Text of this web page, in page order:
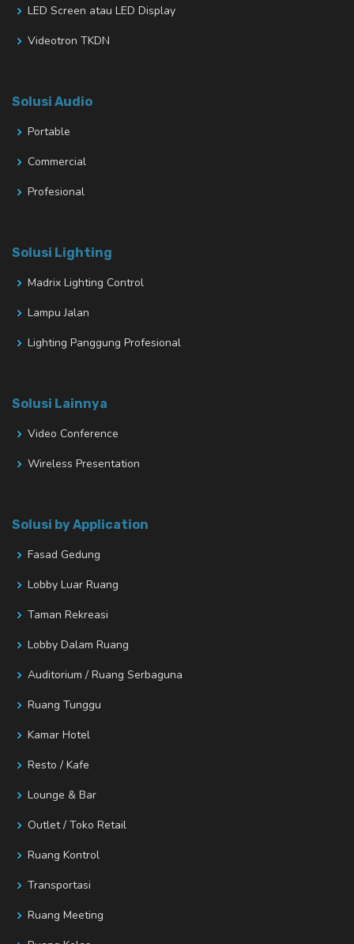
LED Screen atau LED Display
Videotron TKDN
Solusi Audio
Portable
Commercial
Profesional
Solusi Lighting
Madrix Lighting Control
Lampu Jalan
Lighting Panggung Profesional
Solusi Lainnya
Video Conference
Wireless Presentation
Solusi by Application
Fasad Gedung
Lobby Luar Ruang
Taman Rekreasi
Lobby Dalam Ruang
Auditorium / Ruang Serbaguna
Ruang Tunggu
Kamar Hotel
Resto / Kafe
Lounge & Bar
Outlet / Toko Retail
Ruang Kontrol
Transportasi
Ruang Meeting